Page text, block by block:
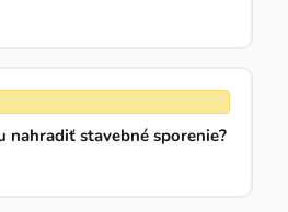
nahradiť stavebné sporenie?